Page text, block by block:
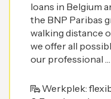
loans in Belgium
the BNP Paribas
walking distance
we offer all
our professional …
Werkplek: